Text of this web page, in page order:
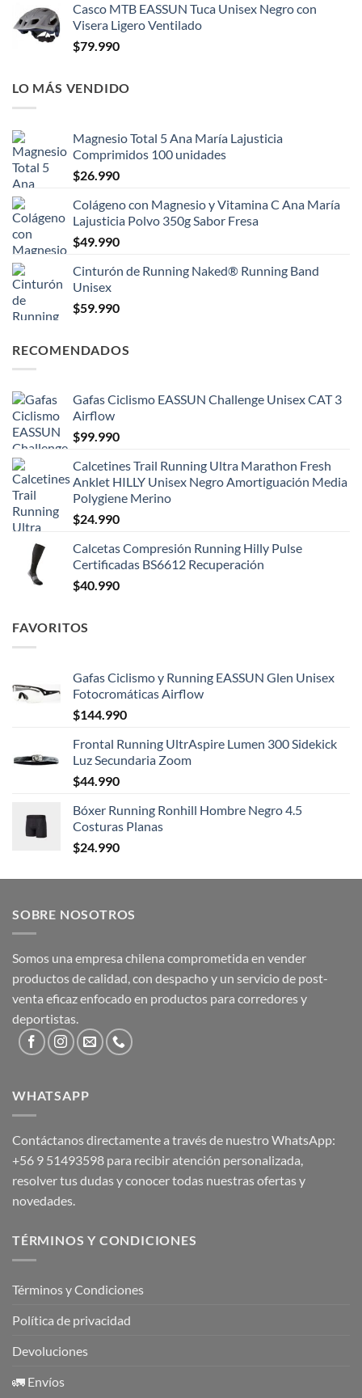
Casco MTB EASSUN Tuca Unisex Negro con
Visera Ligero Ventilado
$79.990
LO MÁS VENDIDO
Magnesio Total 5 Ana María Lajusticia
Comprimidos 100 unidades
$26.990
Colágeno con Magnesio y Vitamina C Ana María
Lajusticia Polvo 350g Sabor Fresa
$49.990
Cinturón de Running Naked® Running Band
Unisex
$59.990
RECOMENDADOS
Gafas Ciclismo EASSUN Challenge Unisex CAT 3
Airflow
$99.990
Calcetines Trail Running Ultra Marathon Fresh
Anklet HILLY Unisex Negro Amortiguación Media
Polygiene Merino
$24.990
Calcetas Compresión Running Hilly Pulse
Certificadas BS6612 Recuperación
$40.990
FAVORITOS
Gafas Ciclismo y Running EASSUN Glen Unisex
Fotocromáticas Airflow
$144.990
Frontal Running UltrAspire Lumen 300 Sidekick
Luz Secundaria Zoom
$44.990
Bóxer Running Ronhill Hombre Negro 4.5
Costuras Planas
$24.990
SOBRE NOSOTROS
Somos una empresa chilena comprometida en vender
productos de calidad, con despacho y un servicio de post-
venta eficaz enfocado en productos para corredores y
deportistas.
WHATSAPP
Contáctanos directamente a través de nuestro WhatsApp:
+56 9 51493598 para recibir atención personalizada,
resolver tus dudas y conocer todas nuestras ofertas y
novedades.
TÉRMINOS Y CONDICIONES
Términos y Condiciones
Política de privacidad
Devoluciones
🚛 Envíos